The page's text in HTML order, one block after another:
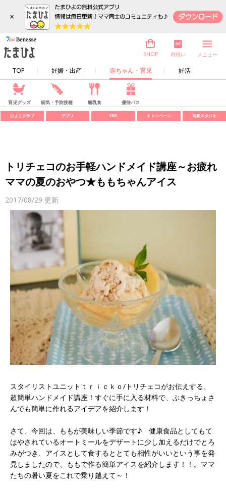
×
TOP 妊娠・出産 赤ちゃん・育児 妊活
SHOP 内祝い メニュー
育児グッズ 病気・予防接種 離乳食 優待パス
ひよこクラブ アプリ SNS キャンペーン 写真スタジオ
トリチェコのお手軽ハンドメイド講座～お疲れ
ママの夏のおやつ★ももちゃんアイス
2017/08/29 更新
スタイリストユニットｔｒｉｃｋｏ/トリチェコがお伝えする、
超簡単ハンドメイド講座！すぐに手に入る材料で、ぶきっちょさ
んでも簡単に作れるアイデアを紹介します！
さて、今回は、ももが美味しい季節です♪ 健康食品としてもて
はやされているオートミールをデザートに少し加えるだけでとろ
みがつき、アイスとして食するととても相性がいいという事を発
見しましたので、ももで作る簡単アイスを紹介します！！。ママ
たちの暑い夏をこれで乗り越えて～！